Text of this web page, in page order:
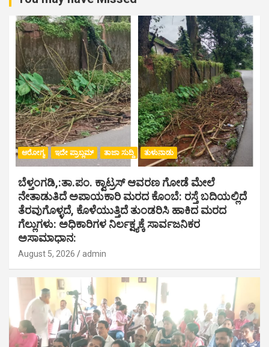
ಆರೋಗ್ಯ ಇದೇ ಪ್ರಾಬ್ಲಮ್ ತಾಜಾ ಸುದ್ದಿ ತುಳುನಾಡು
ಬೆಳ್ತಂಗಡಿ,:ತಾ.ಪಂ‌. ಕ್ವಾಟ್ರಸ್ ಆವರಣ ಗೋಡೆ ಮೇಲೆ
ನೇತಾಡುತಿದೆ ಅಪಾಯಕಾರಿ ಮರದ ಕೊಂಬೆ: ರಸ್ತೆ ಬದಿಯಲ್ಲಿದೆ
ತೆರವುಗೊಳ್ಳದೆ, ಕೊಳೆಯುತ್ತಿದೆ ತುಂಡರಿಸಿ ಹಾಕಿದ ಮರದ
ಗೆಲ್ಲುಗಳು: ಅಧಿಕಾರಿಗಳ ನಿರ್ಲಕ್ಷ್ಯಕ್ಕೆ ಸಾರ್ವಜನಿಕರ
ಅಸಾಮಾಧಾನ:
August 5, 2026 admin